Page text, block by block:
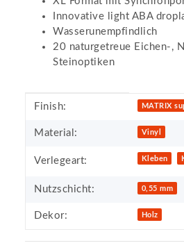
Innovative light ABA
Wasserunempfindlich
20 naturgetreue Eichen-,
Steinoptiken
Produkteigenschaft
Wert
Finish: MATRIX
Material: Vinyl
Verlegeart: Kleben
Nutzschicht: 0,55 mm
Dekor: Holz